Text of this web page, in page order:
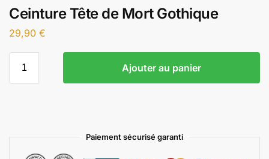
Ceinture Tête de Mort Gothique
29,90 €
Ajouter au panier
Paiement sécurisé garanti